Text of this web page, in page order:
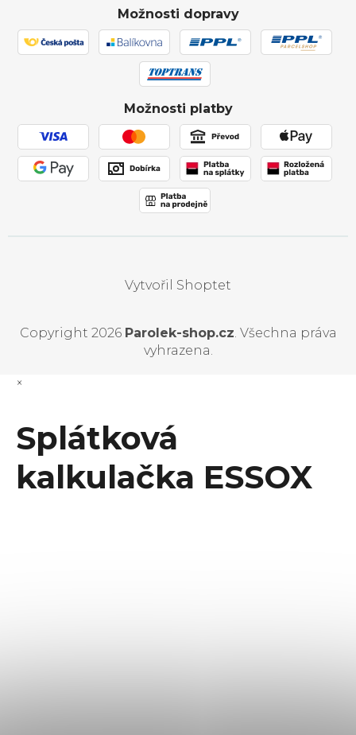
Individuální cenová nabídka
Reklamace a vrácení zboží
Zásilka přišla poškozena
Hodnocení obchodu
Affiliate program
Používání souborů cookies
Truhlářství
Možnosti dopravy
Možnosti platby
Vytvořil Shoptet
Copyright 2026 Parolek-shop.cz. Všechna práva
vyhrazena.
×
Splátková
kalkulačka ESSOX